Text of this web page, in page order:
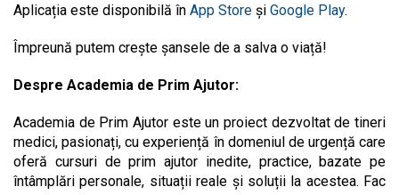
Aplicația este disponibilă în App Store și Google Play.
Împreună putem crește șansele de a salva o viață!
Despre Academia de Prim Ajutor:
Academia de Prim Ajutor este un proiect dezvoltat de tineri
medici, pasionați, cu experiență în domeniul de urgență care
oferă cursuri de prim ajutor inedite, practice, bazate pe
întâmplări personale, situații reale și soluții la acestea. Fac